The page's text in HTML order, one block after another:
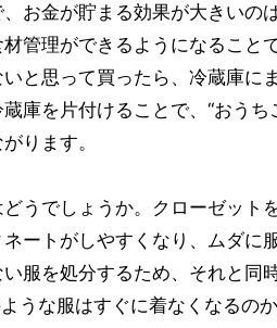
お金が貯まる効果が大きいの
管理ができるようになること
いと思って買ったら、冷蔵庫
蔵庫を片付けることで、“おう
ります。
うでしょうか。クローゼット
ートがしやすくなり、ムダに
服を処分するため、それと同
うな服はすぐに着なくなるの